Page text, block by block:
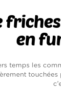
en
temps les